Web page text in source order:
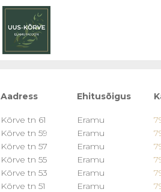
Aadress Ehitusõigus
Kõrve tn 61 Eramu
Kõrve tn 59 Eramu
Kõrve tn 57 Eramu
Kõrve tn 55 Eramu
Kõrve tn 53 Eramu
Kõrve tn 51 Eramu